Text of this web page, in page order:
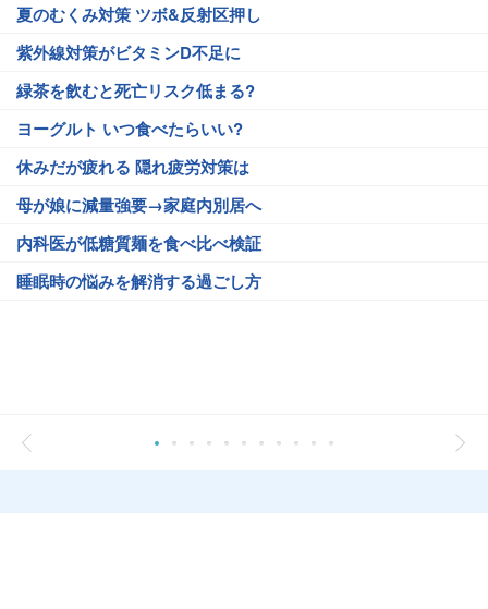
夏のむくみ対策 ツボ&反射区押し
紫外線対策がビタミンD不足に
緑茶を飲むと死亡リスク低まる?
ヨーグルト いつ食べたらいい?
休みだが疲れる 隠れ疲労対策は
母が娘に減量強要→家庭内別居へ
内科医が低糖質麺を食べ比べ検証
睡眠時の悩みを解消する過ごし方